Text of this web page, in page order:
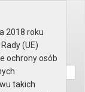
na stronie:
2018 roku
(UE)
ochrony osób
takich